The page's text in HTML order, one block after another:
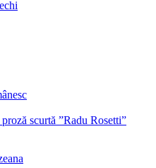
scurtă ”Radu Rosetti”